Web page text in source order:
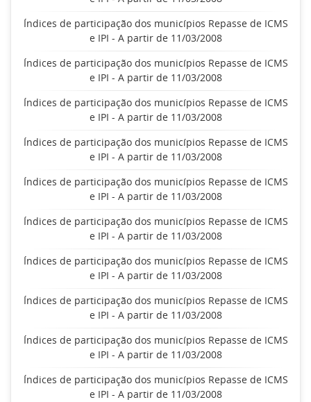
Índices de participação dos municípios Repasse de ICMS
e IPI - A partir de 11/03/2008
Índices de participação dos municípios Repasse de ICMS
e IPI - A partir de 11/03/2008
Índices de participação dos municípios Repasse de ICMS
e IPI - A partir de 11/03/2008
Índices de participação dos municípios Repasse de ICMS
e IPI - A partir de 11/03/2008
Índices de participação dos municípios Repasse de ICMS
e IPI - A partir de 11/03/2008
Índices de participação dos municípios Repasse de ICMS
e IPI - A partir de 11/03/2008
Índices de participação dos municípios Repasse de ICMS
e IPI - A partir de 11/03/2008
Índices de participação dos municípios Repasse de ICMS
e IPI - A partir de 11/03/2008
Índices de participação dos municípios Repasse de ICMS
e IPI - A partir de 11/03/2008
Índices de participação dos municípios Repasse de ICMS
e IPI - A partir de 11/03/2008